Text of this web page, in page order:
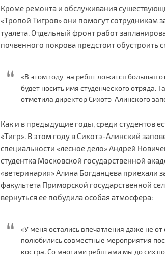
Кроме ремонта и обслуживания
«Тропой Тигров» они помогут сотрудникам
туалета. Отдельный фронт работ
почвенного покрова предстоит обустроить
«В этом году на ребят ложится большая
будет носить имя студенческого
отметила директор Сихотэ-Алинского
Как и в предыдущие годы, среди студентов
«Тигр». В этом году в Сихотэ-Алинский
специальности «лесное дело» Андрей
студентка Московской государственной
«ветеринария» Алина Богданцева приехали
факультета Приморской государственной
вернуться ее побудила особая атмосфера:
«У меня остались впечатления даже не
полюбились совместные мероприятия
костра. Со многими ребятами мы до сих